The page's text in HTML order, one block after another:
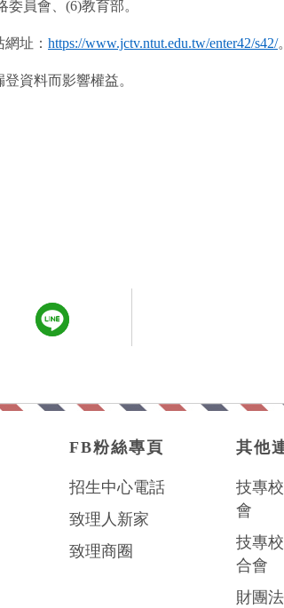
委員會、 (6)教育部。
址： https://www.jctv.ntut.edu.tw/enter42/s42/。
資料而影響權益。
FB粉絲專頁
招生中心電話
致理人新家
致理商圈
其他
技專
會
技專
合會
財團